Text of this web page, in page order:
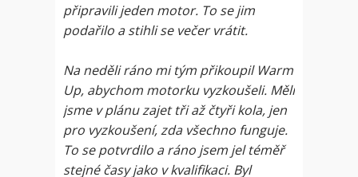
připravili jeden motor. To se jim
podařilo a stihli se večer vrátit.
Na neděli ráno mi tým přikoupil Warm
Up, abychom motorku vyzkoušeli. Měli
jsme v plánu zajet tři až čtyři kola, jen
pro vyzkoušení, zda všechno funguje.
To se potvrdilo a ráno jsem jel téměř
stejné časy jako v kvalifikaci. Byl